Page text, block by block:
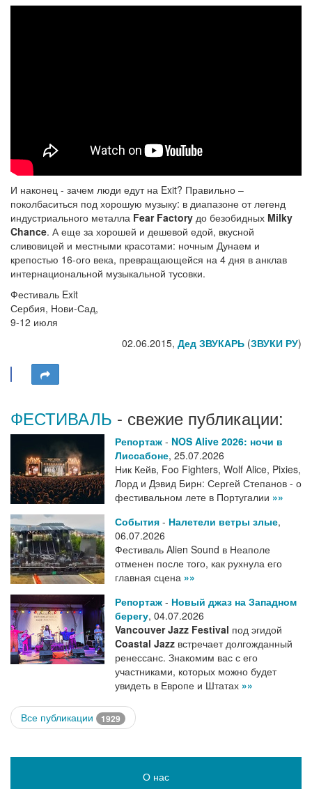
И наконец - зачем люди едут на Exit? Правильно –
поколбаситься под хорошую музыку: в диапазоне от легенд
индустриального металла Fear Factory до безобидных Milky
Chance. А еще за хорошей и дешевой едой, вкусной
сливовицей и местными красотами: ночным Дунаем и
крепостью 16-ого века, превращающейся на 4 дня в анклав
интернациональной музыкальной тусовки.
Фестиваль Exit
Сербия, Нови-Сад,
9-12 июля
02.06.2015, Дед ЗВУКАРЬ (ЗВУКИ РУ)
ФЕСТИВАЛЬ - свежие публикации:
Репортаж - NOS Alive 2026: ночи в
Лиссабоне, 25.07.2026
Ник Кейв, Foo Fighters, Wolf Alice, Pixies,
Лорд и Дэвид Бирн: Сергей Степанов - о
фестивальном лете в Португалии »»
События - Налетели ветры злые,
06.07.2026
Фестиваль Alien Sound в Неаполе
отменен после того, как рухнула его
главная сцена »»
Репортаж - Новый джаз на Западном
берегу, 04.07.2026
Vancouver Jazz Festival под эгидой
Coastal Jazz встречает долгожданный
ренессанс. Знакомим вас с его
участниками, которых можно будет
увидеть в Европе и Штатах »»
Все публикации 1929
О нас